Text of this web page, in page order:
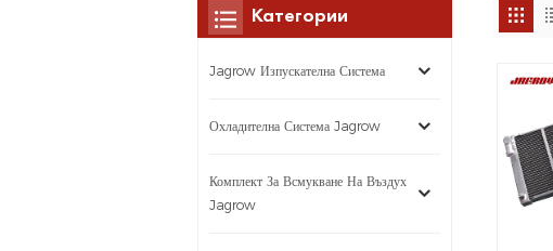
Категории
Jagrow Изпускателна Система
Охладителна Система Jagrow
Комплект За Всмукване На Въздух
Jagrow